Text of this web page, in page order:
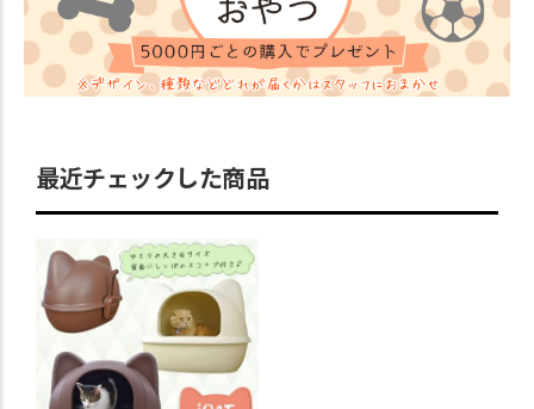
最近チェックした商品